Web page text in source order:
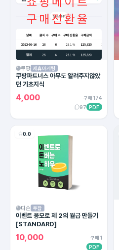
쿠팡 제휴마케팅
쿠팡파트너스 아무도 알려주지않았
던 기초지식
4,000
구매 174
97 PDF
0.0
디슨 투잡
이벤트 응모로 제 2의 월급 만들기
[STANDARD]
10,000
구매 1
PDF